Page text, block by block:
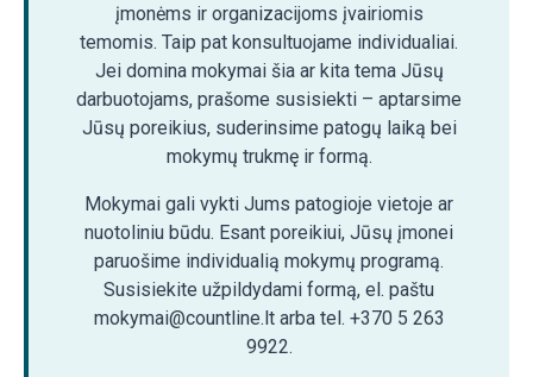
įmonėms ir organizacijoms įvairiomis
temomis. Taip pat konsultuojame individualiai.
Jei domina mokymai šia ar kita tema Jūsų
darbuotojams, prašome susisiekti – aptarsime
Jūsų poreikius, suderinsime patogų laiką bei
mokymų trukmę ir formą.
Mokymai gali vykti Jums patogioje vietoje ar
nuotoliniu būdu. Esant poreikiui, Jūsų įmonei
paruošime individualią mokymų programą.
Susisiekite užpildydami formą, el. paštu
mokymai@countline.lt arba tel. +370 5 263
9922.